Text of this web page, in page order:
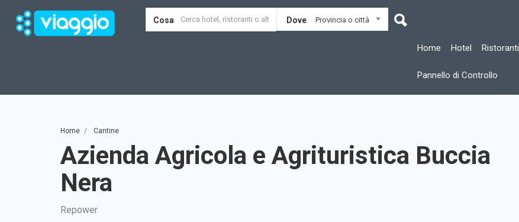
Cosa Dove Provincia o città
Home Hotel Ristoranti
Pannello di Controllo
Home Cantine
Azienda Agricola e Agrituristica Buccia
Nera
Repower